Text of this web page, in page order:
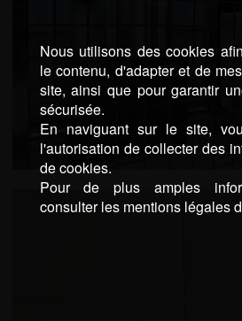
Nous utilisons des cookies
le contenu, d'adapter et de
site, ainsi que pour garantir
sécurisée.
En naviguant sur le site,
l'autorisation de collecter des
de cookies.
Pour de plus amples
consulter les mentions légales